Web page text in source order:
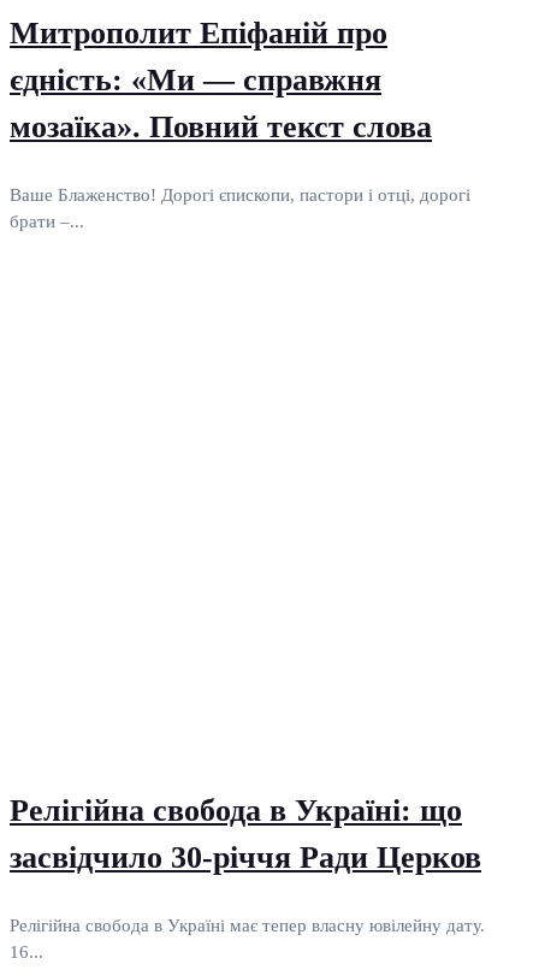
Митрополит Епіфаній про
єдність: «Ми — справжня
мозаїка». Повний текст слова
Ваше Блаженство! Дорогі єпископи, пастори і отці, дорогі
брати –...
Релігійна свобода в Україні: що
засвідчило 30-річчя Ради Церков
Релігійна свобода в Україні має тепер власну ювілейну дату.
16...